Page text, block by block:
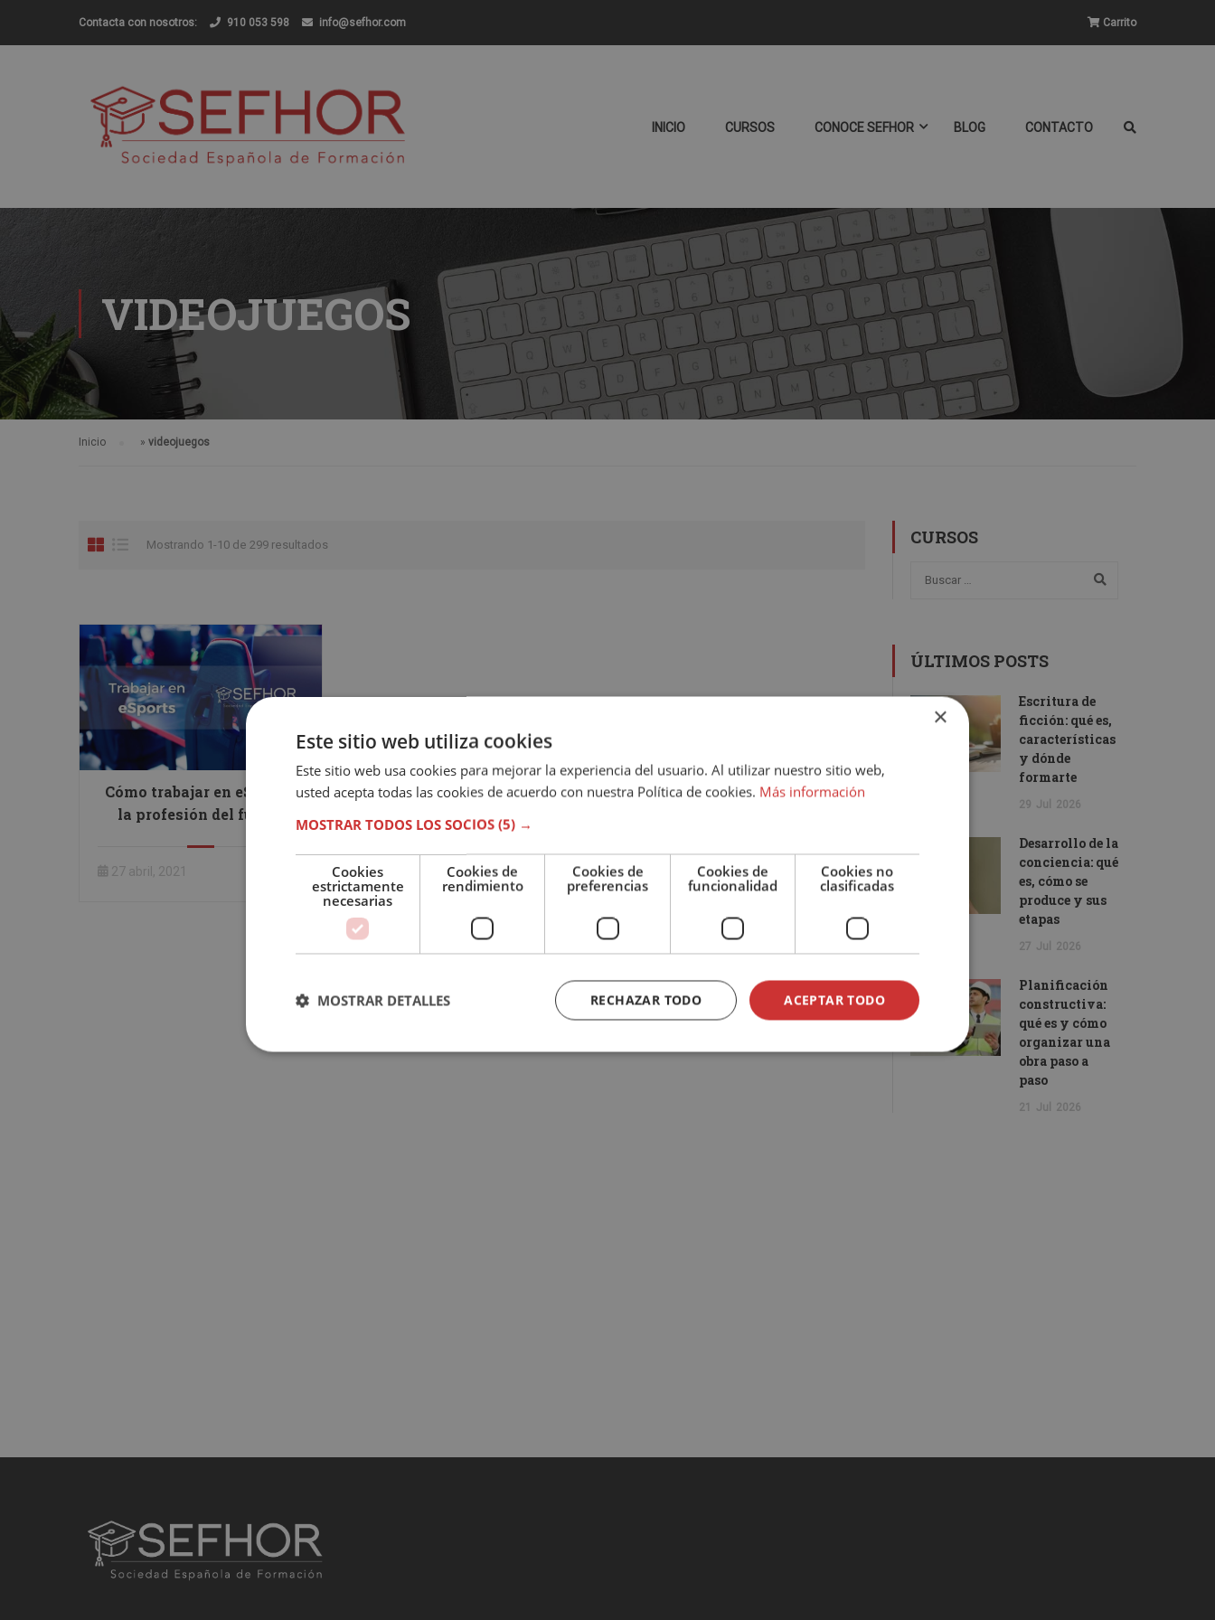
Contacta con nosotros: 910 053 598 info@sefhor.com Carrito
INICIO CURSOS CONOCE SEFHOR BLOG CONTACTO
VIDEOJUEGOS
Inicio » videojuegos
Mostrando 1-10 de 299 resultados
Cómo trabajar en eSports,
la profesión del futuro
27 abril, 2021
CURSOS
ÚLTIMOS POSTS
Escritura de
ficción: qué es,
características
y dónde
formarte
29 Jul 2026
Desarrollo de la
conciencia: qué
es, cómo se
produce y sus
etapas
27 Jul 2026
Planificación
constructiva:
qué es y cómo
organizar una
obra paso a
paso
21 Jul 2026
×
Este sitio web utiliza cookies
Este sitio web usa cookies para mejorar la experiencia del usuario. Al utilizar nuestro sitio web,
usted acepta todas las cookies de acuerdo con nuestra Política de cookies. Más información
MOSTRAR TODOS LOS SOCIOS (5) →
Cookies
estrictamente
necesarias
Cookies de
rendimiento
Cookies de
preferencias
Cookies de
funcionalidad
Cookies no
clasificadas
ACEPTAR TODO
RECHAZAR TODO
MOSTRAR DETALLES